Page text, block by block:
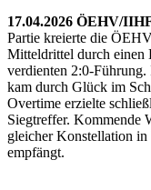
17.04.2026 ÖEHV/
Partie kreierte die
Mitteldrittel durch einen
verdienten 2:0-
kam durch Glück im
Overtime erzielte
Siegtreffer. Kommende
gleicher Konstellation
empfängt.